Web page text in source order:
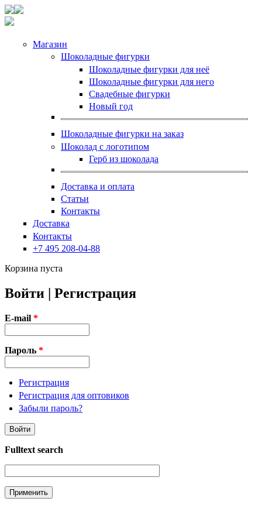
Магазин
Шоколадные фигурки
Шоколадные фигурки для неё
Шоколадные фигурки для него
Свадебные фигурки
Новый год
Шоколадные фигурки на заказ
Шоколад с логотипом
Герб из шоколада
Доставка и оплата
Статьи
Контакты
Доставка
Контакты
+7 495 208-04-88
Корзина пуста
Войти | Регистрация
E-mail *
Пароль *
Регистрация
Регистрация для оптовиков
Забыли пароль?
Fulltext search